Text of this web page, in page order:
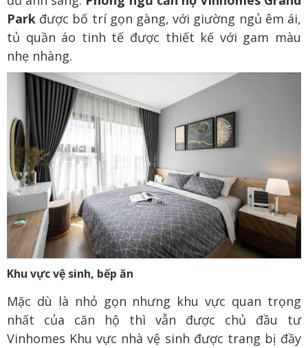
Park được bố trí gọn gàng, với giường ngủ êm ái,
tủ quần áo tinh tế được thiết kế với gam màu
nhẹ nhàng.
Khu vực vệ sinh, bếp ăn
Mặc dù là nhỏ gọn nhưng khu vực quan trọng
nhất của căn hộ thì vẫn được chủ đầu tư
Vinhomes Khu vực nhà vệ sinh được trang bị đầy